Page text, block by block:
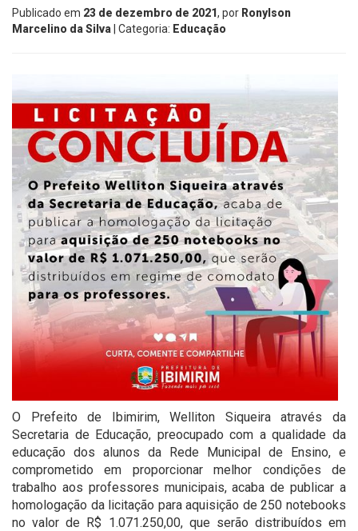
Publicado em 23 de dezembro de 2021, por Ronylson
Marcelino da Silva | Categoria: Educação
O Prefeito de Ibimirim, Welliton Siqueira através da
Secretaria de Educação, preocupado com a qualidade da
educação dos alunos da Rede Municipal de Ensino, e
comprometido em proporcionar melhor condições de
trabalho aos professores municipais, acaba de publicar a
homologação da licitação para aquisição de 250 notebooks
no valor de R$ 1.071.250,00, que serão distribuídos em